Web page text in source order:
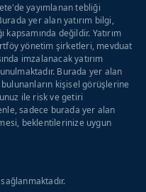
yayımlanan tebliği
yer alan yatırım bilgi,
kapsamında değildir. Yatırım
yönetim şirketleri, mevduat
imzalanacak yatırım
Burada yer alan
kişisel görüşlerine
ile risk ve getiri
sadece burada yer alan
beklentilerinize uygun